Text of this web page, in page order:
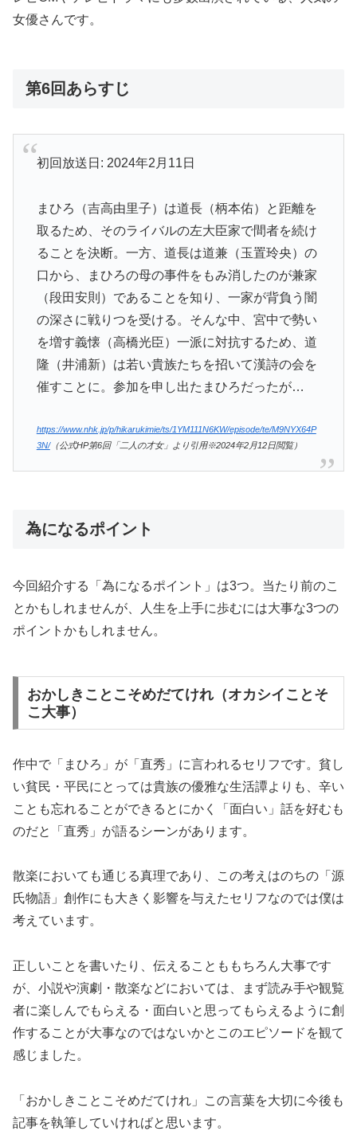
女優さんです。
第6回あらすじ
初回放送日: 2024年2月11日
まひろ（吉高由里子）は道長（柄本佑）と距離を
取るため、そのライバルの左大臣家で間者を続け
ることを決断。一方、道長は道兼（玉置玲央）の
口から、まひろの母の事件をもみ消したのが兼家
（段田安則）であることを知り、一家が背負う闇
の深さに戦りつを受ける。そんな中、宮中で勢い
を増す義懐（高橋光臣）一派に対抗するため、道
隆（井浦新）は若い貴族たちを招いて漢詩の会を
催すことに。参加を申し出たまひろだったが…
https://www.nhk.jp/p/hikarukimie/ts/1YM111N6KW/episode/te/M9NYX64P
3N/（公式HP第6回「二人の才女」より引用※2024年2月12日閲覧）
為になるポイント
今回紹介する「為になるポイント」は3つ。当たり前のこ
とかもしれませんが、人生を上手に歩むには大事な3つの
ポイントかもしれません。
おかしきことこそめだてけれ（オカシイことそ
こ大事）
作中で「まひろ」が「直秀」に言われるセリフです。貧し
い貧民・平民にとっては貴族の優雅な生活譚よりも、辛い
ことも忘れることができるとにかく「面白い」話を好むも
のだと「直秀」が語るシーンがあります。
散楽においても通じる真理であり、この考えはのちの「源
氏物語」創作にも大きく影響を与えたセリフなのでは僕は
考えています。
正しいことを書いたり、伝えることももちろん大事です
が、小説や演劇・散楽などにおいては、まず読み手や観覧
者に楽しんでもらえる・面白いと思ってもらえるように創
作することが大事なのではないかとこのエピソードを観て
感じました。
「おかしきことこそめだてけれ」この言葉を大切に今後も
記事を執筆していければと思います。